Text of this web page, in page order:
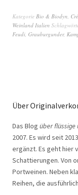
Kategorie Bio & Biodyn
Weinland Italien
Feudi Grauburgunder,
Über
Das Blog über flüssige
2007. Es wird seit
ergänzt. Es geht hier
Schattierungen. Von
Portweinen. Neben
Reihen, die